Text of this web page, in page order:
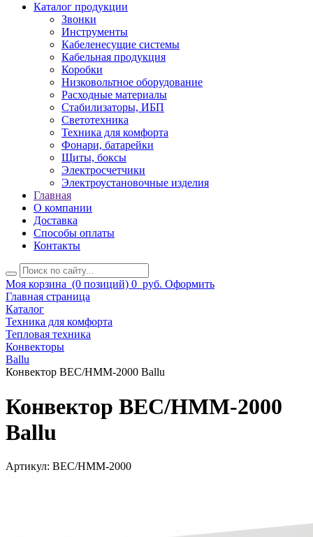
Каталог продукции
Звонки
Инструменты
Кабеленесущие системы
Кабельная продукция
Коробки
Низковольтное оборудование
Расходные материалы
Стабилизаторы, ИБП
Светотехника
Техника для комфорта
Фонари, батарейки
Щиты, боксы
Электросчетчики
Электроустановочные изделия
Главная
О компании
Доставка
Способы оплаты
Контакты
Моя корзина (0 позиций) 0 руб. Оформить
Главная страница
Каталог
Техника для комфорта
Тепловая техника
Конвекторы
Ballu
Конвектор BEC/HMM-2000 Ballu
Конвектор BEC/HMM-2000
Ballu
Артикул: BEC/HMM-2000